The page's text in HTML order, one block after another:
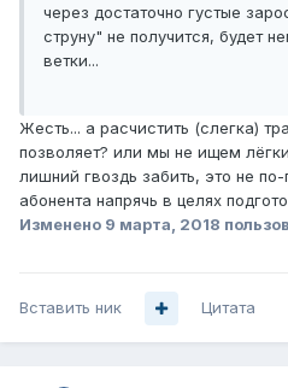
через достаточно густые
струну" не получится, будет
ветки...
Жесть... а расчистить (слегка)
позволяет? или мы не ищем
лишний гвоздь забить, это не
абонента напрячь в целях
Изменено 9 марта, 2018
Вставить ник Цитата